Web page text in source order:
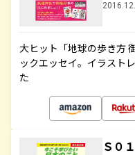
大ヒット「地球の歩き方
ックエッセイ。イラスト
た
Ｓ０